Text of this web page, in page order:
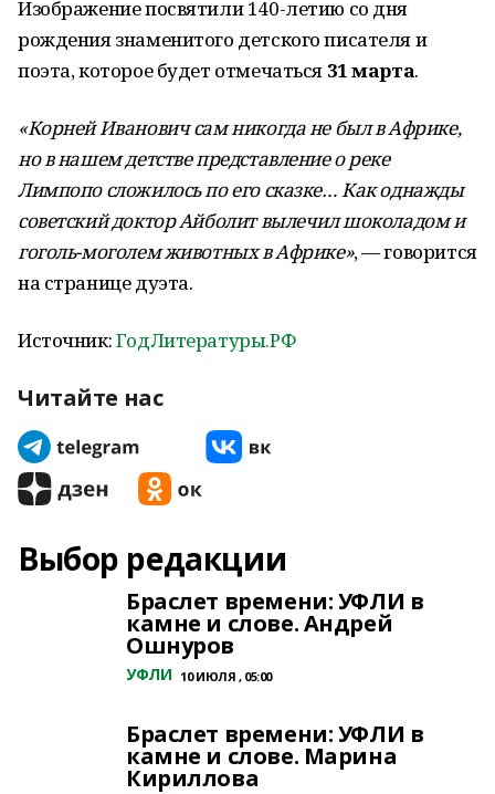
Изображение посвятили 140-летию со дня
рождения знаменитого детского писателя и
поэта, которое будет отмечаться31 марта.
«Корней Иванович сам никогда не был в Африке,
но в нашем детстве представление о реке
Лимпопо сложилось по его сказке… Как однажды
советский доктор Айболит вылечил шоколадом и
гоголь-моголем животных в Африке», — говорится
на странице дуэта.
Источник:ГодЛитературы.РФ
Читайте нас
Выбор редакции
Браслет времени: УФЛИ в
камне и слове. Андрей
Ошнуров
УФЛИ 10 ИЮЛЯ , 05:00
Браслет времени: УФЛИ в
камне и слове. Марина
Кириллова